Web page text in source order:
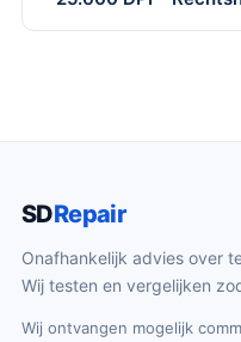
SDRepair
Onafhankelijk advies over
Wij testen en vergelijken
Wij ontvangen mogelijk